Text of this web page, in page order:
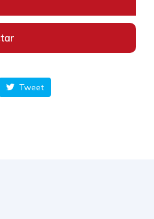
Tweet